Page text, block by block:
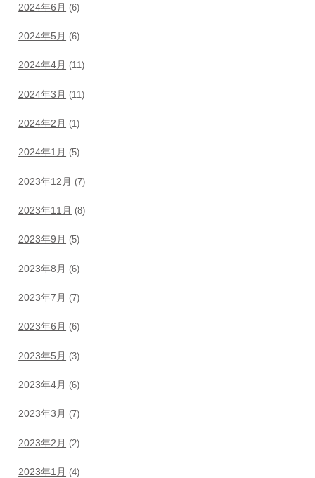
2024年6月 (6)
2024年5月 (6)
2024年4月 (11)
2024年3月 (11)
2024年2月 (1)
2024年1月 (5)
2023年12月 (7)
2023年11月 (8)
2023年9月 (5)
2023年8月 (6)
2023年7月 (7)
2023年6月 (6)
2023年5月 (3)
2023年4月 (6)
2023年3月 (7)
2023年2月 (2)
2023年1月 (4)